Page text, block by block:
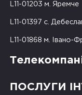
L11-01203 м. Яремче
L11-01397 с.
L11-01868 м. Івано-
ПОСЛУГИ